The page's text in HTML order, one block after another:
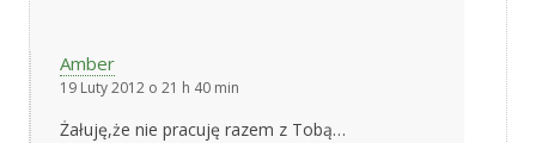
Amber
19 Luty 2012 o 21 h 40 min
Żałuję,że nie pracuję razem z Tobą…